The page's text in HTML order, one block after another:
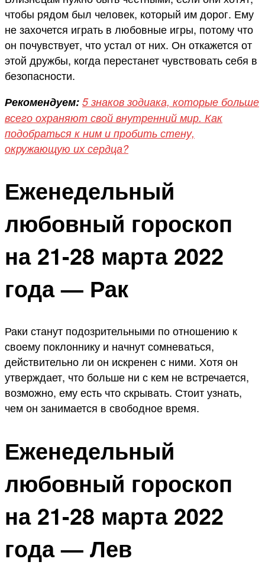
чтобы рядом был человек, который им дорог. Ему
не захочется играть в любовные игры, потому что
он почувствует, что устал от них. Он откажется от
этой дружбы, когда перестанет чувствовать себя в
безопасности.
Рекомендуем: 5 знаков зодиака, которые больше
всего охраняют свой внутренний мир. Как
подобраться к ним и пробить стену,
окружающую их сердца?
Еженедельный
любовный гороскоп
на 21-28 марта 2022
года — Рак
Раки станут подозрительными по отношению к
своему поклоннику и начнут сомневаться,
действительно ли он искренен с ними. Хотя он
утверждает, что больше ни с кем не встречается,
возможно, ему есть что скрывать. Стоит узнать,
чем он занимается в свободное время.
Еженедельный
любовный гороскоп
на 21-28 марта 2022
года — Лев